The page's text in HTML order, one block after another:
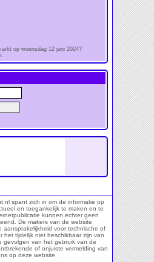
op woensdag 12 juni 2024?
spant zich in om de informatie op
en toegankelijk te maken en te
kunnen echter geen
De makers van de website
aansprakelijkheid voor technische of
het tijdelijk niet beschikbaar zijn van
gevolgen van het gebruik van de
of onjuiste vermelding van
op deze website.